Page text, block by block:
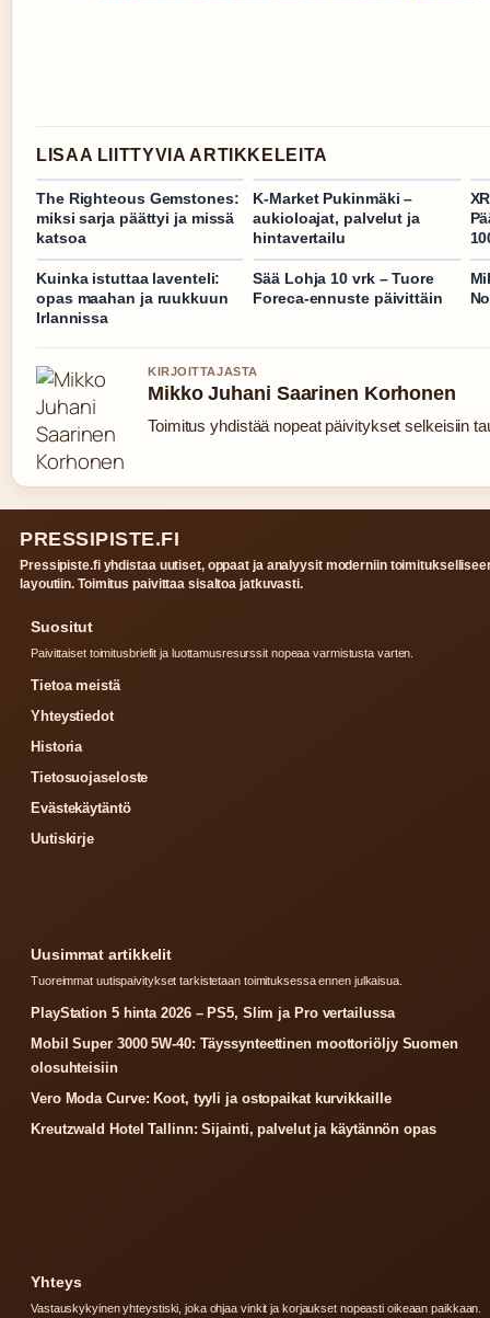
LISAA LIITTYVIA ARTIKKELEITA
The Righteous Gemstones:
miksi sarja päättyi ja missä
katsoa
K-Market Pukinmäki –
aukioloajat, palvelut ja
hintavertailu
Kuinka istuttaa laventeli:
opas maahan ja ruukkuun
Irlannissa
Sää Lohja 10 vrk – Tuore
Foreca-ennuste päivittäin
KIRJOITTAJASTA
Mikko Juhani Saarinen Korhonen
Toimitus yhdistää nopeat päivitykset selkeisiin
PRESSIPISTE.FI
Pressipiste.fi yhdistaa uutiset, oppaat ja analyysit moderniin
layoutiin. Toimitus paivittaa sisaltoa jatkuvasti.
Suositut
Paivittaiset toimitusbriefit ja luottamusresurssit nopeaa varmistusta varten.
Tietoa meistä
Yhteystiedot
Historia
Tietosuojaseloste
Evästekäytäntö
Uutiskirje
Uusimmat artikkelit
Tuoreimmat uutispaivitykset tarkistetaan toimituksessa ennen julkaisua.
PlayStation 5 hinta 2026 – PS5, Slim ja Pro vertailussa
Mobil Super 3000 5W-40: Täyssynteettinen moottoriöljy Suomen
olosuhteisiin
Vero Moda Curve: Koot, tyyli ja ostopaikat kurvikkaille
Kreutzwald Hotel Tallinn: Sijainti, palvelut ja käytännön opas
Yhteys
Vastauskykyinen yhteystiski, joka ohjaa vinkit ja korjaukset nopeasti oikeaan paikkaan.